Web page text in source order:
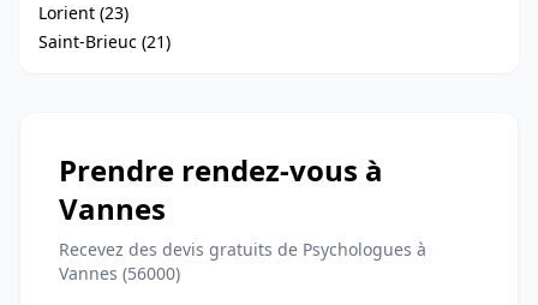
Lorient (23)
Saint-Brieuc (21)
Prendre rendez-vous à
Vannes
Recevez des devis gratuits de Psychologues à
Vannes (56000)